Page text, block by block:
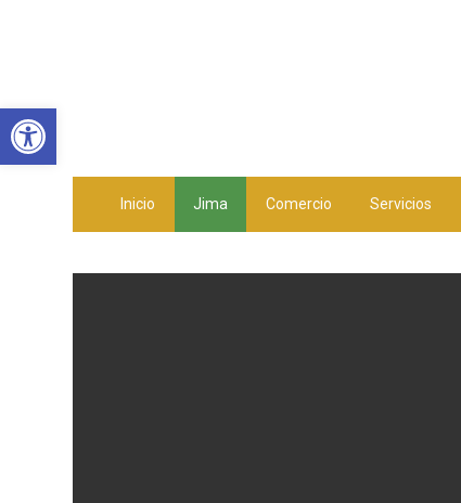
Inicio Jima Comercio Servicios
Abrir barra de herramientas